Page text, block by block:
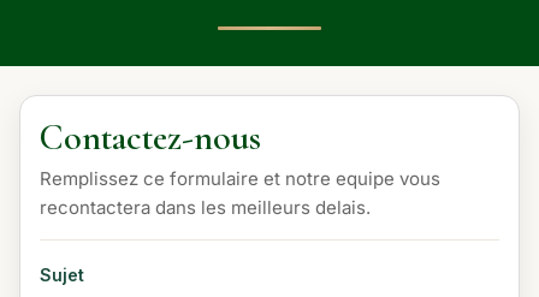
Contactez-nous
Remplissez ce formulaire et notre equipe vous
recontactera dans les meilleurs delais.
Sujet